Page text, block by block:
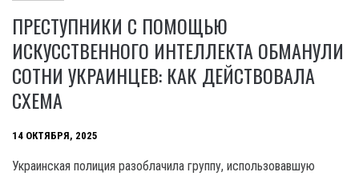
ПРЕСТУПНИКИ С ПОМОЩЬЮ
ИСКУССТВЕННОГО ИНТЕЛЛЕКТА ОБМАНУЛИ
СОТНИ УКРАИНЦЕВ: КАК ДЕЙСТВОВАЛА
СХЕМА
14 ОКТЯБРЯ, 2025
Украинская полиция разоблачила группу, использовавшую